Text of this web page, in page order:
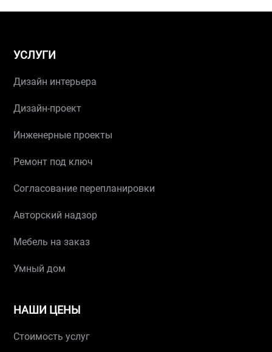
УСЛУГИ
Дизайн интерьера
Дизайн-проект
Инженерные проекты
Ремонт под ключ
Согласование перепланировки
Авторский надзор
Мебель на заказ
Умный дом
НАШИ ЦЕНЫ
Стоимость услуг